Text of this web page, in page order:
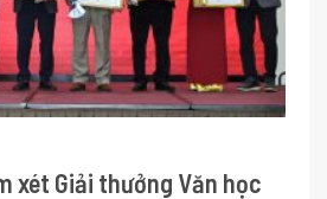
xét Giải thưởng Văn học